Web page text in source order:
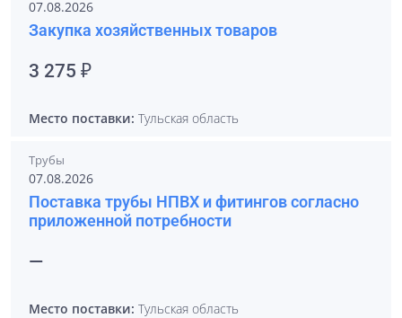
07.08.2026
Закупка хозяйственных товаров
3 275 ₽
Место поставки: Тульская область
Трубы
07.08.2026
Поставка трубы НПВХ и фитингов согласно
приложенной потребности
—
Место поставки: Тульская область